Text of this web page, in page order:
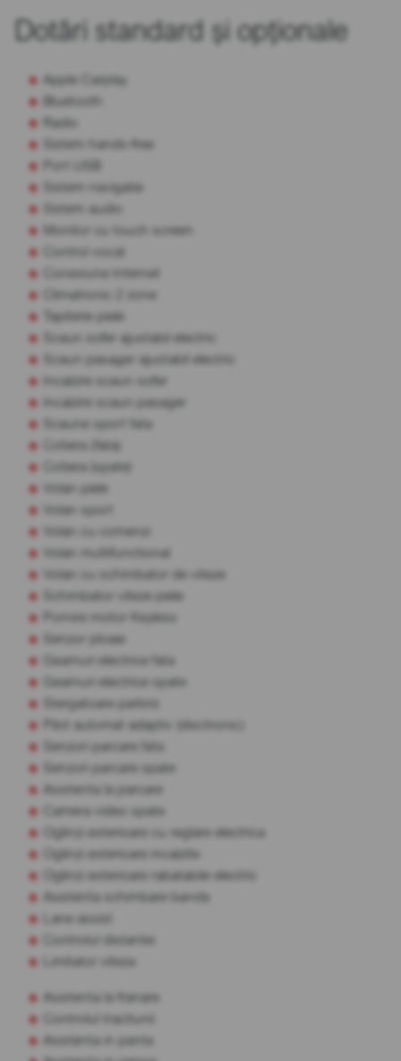
Dotări standard și opționale
Apple Carplay
Bluetooth
Radio
Sistem hands-free
Port USB
Sistem navigatie
Sistem audio
Monitor cu touch screen
Control vocal
Conexiune Internet
Climatronic 2 zone
Tapiterie piele
Scaun sofer ajustabil electric
Scaun pasager ajustabil electric
Incalzire scaun sofer
Incalzire scaun pasager
Scaune sport fata
Cotiera (fata)
Cotiera (spate)
Volan piele
Volan sport
Volan cu comenzi
Volan multifunctional
Volan cu schimbator de viteze
Schimbator viteze piele
Pornire motor Keyless
Senzor ploaie
Geamuri electrice fata
Geamuri electrice spate
Stergatoare parbriz
Pilot automat adaptiv (disctronic)
Senzori parcare fata
Senzori parcare spate
Asistenta la parcare
Camera video spate
Oglinzi exterioare cu reglare electrica
Oglinzi exterioare incalzite
Oglinzi exterioare rabatabile electric
Asistenta schimbare banda
Lane assist
Controlul distantei
Limitator viteza
Asistenta la franare
Controlul tractiunii
Asistenta in panta